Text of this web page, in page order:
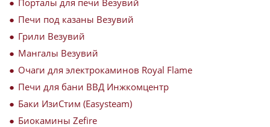
Печи под казаны Везувий
Грили Везувий
Мангалы Везувий
Очаги для электрокаминов Royal Flame
Печи для бани ВВД Инжкомцентр
Баки ИзиСтим (Easysteam)
Биокамины Zefire